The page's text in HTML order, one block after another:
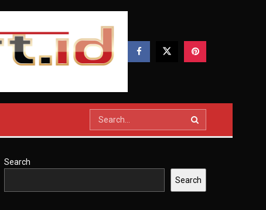
Search
Search